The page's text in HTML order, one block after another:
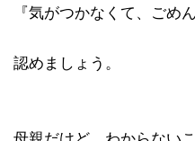
『気がつかなくて、ごめ
認めましょう。